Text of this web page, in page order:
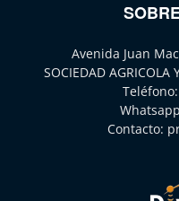
Avenida Juan
SOCIEDAD AGRICOLA
Teléfono:
Contacto: